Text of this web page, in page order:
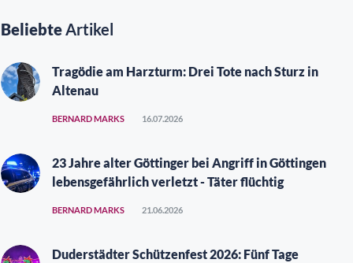
BeliebteArtikel
Tragödie am Harzturm: Drei Tote nach Sturz in
Altenau
BERNARD MARKS 16.07.2026
23 Jahre alter Göttinger bei Angriff in Göttingen
lebensgefährlich verletzt - Täter flüchtig
BERNARD MARKS 21.06.2026
Duderstädter Schützenfest 2026: Fünf Tage